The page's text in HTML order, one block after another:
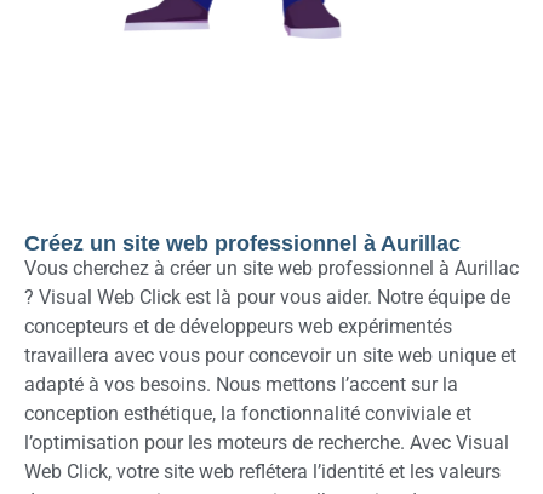
Créez un site web professionnel à Aurillac
Vous cherchez à créer un site web professionnel à Aurillac
? Visual Web Click est là pour vous aider. Notre équipe de
concepteurs et de développeurs web expérimentés
travaillera avec vous pour concevoir un site web unique et
adapté à vos besoins. Nous mettons l’accent sur la
conception esthétique, la fonctionnalité conviviale et
l’optimisation pour les moteurs de recherche. Avec Visual
Web Click, votre site web reflétera l’identité et les valeurs